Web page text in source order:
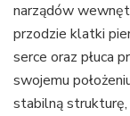
narządów
przodzie klatki
serce oraz płuca
swojemu
stabilną